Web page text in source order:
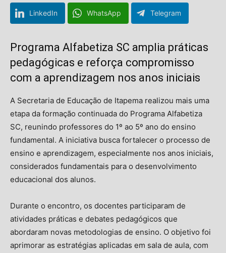
LinkedIn WhatsApp Telegram
Programa Alfabetiza SC amplia práticas
pedagógicas e reforça compromisso
com a aprendizagem nos anos iniciais
A Secretaria de Educação de Itapema realizou mais uma
etapa da formação continuada do Programa Alfabetiza
SC, reunindo professores do 1º ao 5º ano do ensino
fundamental. A iniciativa busca fortalecer o processo de
ensino e aprendizagem, especialmente nos anos iniciais,
considerados fundamentais para o desenvolvimento
educacional dos alunos.
Durante o encontro, os docentes participaram de
atividades práticas e debates pedagógicos que
abordaram novas metodologias de ensino. O objetivo foi
aprimorar as estratégias aplicadas em sala de aula, com